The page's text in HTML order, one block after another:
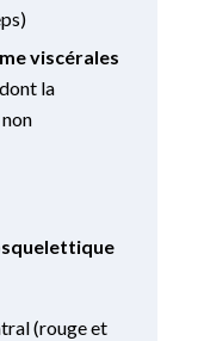
viscérales
la
(rouge et